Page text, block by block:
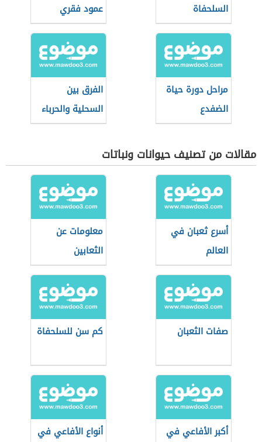
السلحفاة
عمود فقري
مراحل دورة حياة
الضفدع
الفرق بين
السحلية والحرباء
مقالات من تصنيف حيوانات ونباتات
أسرع ثعبان في
العالم
معلومات عن
الثعابين
صفات الثعبان كم سن للسلحفاة
أكبر الأفاعي في
أنواع الأفاعي في